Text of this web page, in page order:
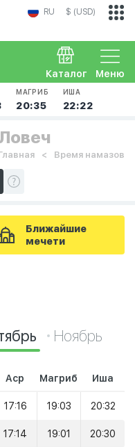
RU $ (USD)
Меню
Каталог
МАГРИБ
20:35
ИША
22:22
Время намазов
Ближайшие
мечети
Ноябрь
Аср Магриб Иша
17:16 19:03 20:32
17:14 19:01 20:30